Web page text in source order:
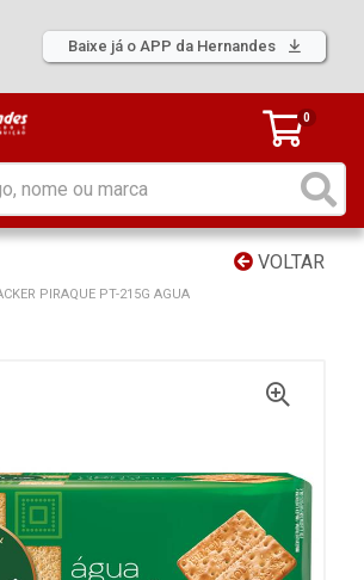
Baixe já o APP da Hernandes
0
VOLTAR
PIRAQUE PT-215G AGUA